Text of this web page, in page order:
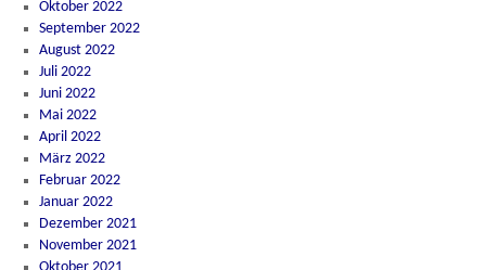
Oktober 2022
September 2022
August 2022
Juli 2022
Juni 2022
Mai 2022
April 2022
März 2022
Februar 2022
Januar 2022
Dezember 2021
November 2021